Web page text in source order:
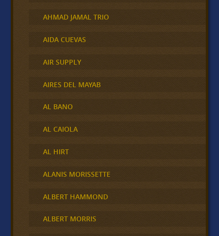
AHMAD JAMAL TRIO
AIDA CUEVAS
AIR SUPPLY
AIRES DEL MAYAB
AL BANO
AL CAIOLA
AL HIRT
ALANIS MORISSETTE
ALBERT HAMMOND
ALBERT MORRIS